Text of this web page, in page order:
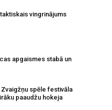
vingrinājums
apgaismes stabā un
spēle festivāla
paaudžu hokeja